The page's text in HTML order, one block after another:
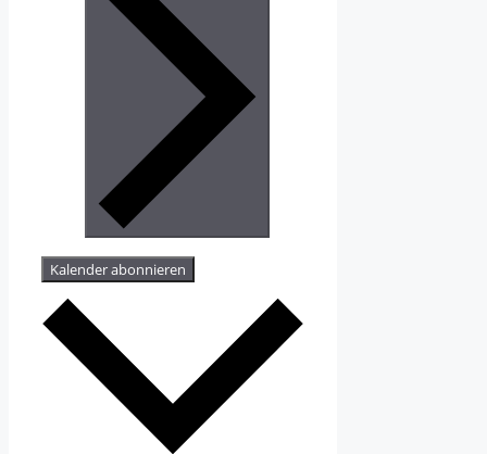
Kalender abonnieren